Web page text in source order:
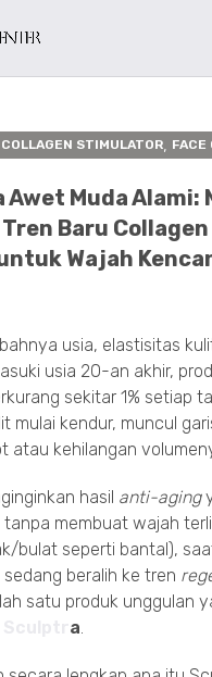
COLLAGEN STIMULATOR, FACE
Awet Muda Alami:
Baru
Wajah
usia, elastisitas
usia 20-an akhir,
sekitar 1% setiap
mulai kendur, muncul
atau kehilangan
hasil anti-aging
membuat wajah
bulat seperti bantal),
beralih ke tren
satu produk unggulan
a.